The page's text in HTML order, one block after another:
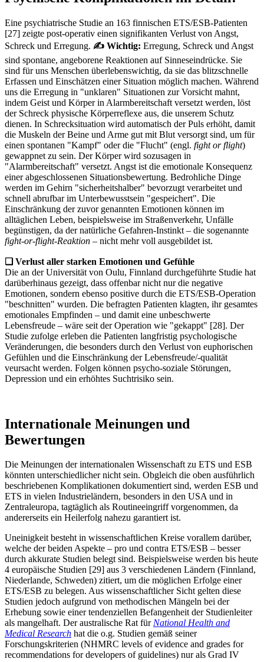
Eine psychiatrische Studie an 163 finnischen ETS/ESB-Patienten
[27] zeigte post-operativ einen signifikanten Verlust von Angst,
Schreck und Erregung. ✍ Wichtig: Erregung, Schreck und Angst
sind spontane, angeborene Reaktionen auf Sinneseindrücke. Sie
sind für uns Menschen überlebenswichtig, da sie das blitzschnelle
Erfassen und Einschätzen einer Situation möglich machen. Während
uns die Erregung in "unklaren" Situationen zur Vorsicht mahnt,
indem Geist und Körper in Alarmbereitschaft versetzt werden, löst
der Schreck physische Körperreflexe aus, die unserem Schutz
dienen. In Schrecksituation wird automatisch der Puls erhöht, damit
die Muskeln der Beine und Arme gut mit Blut versorgt sind, um für
einen spontanen "Kampf" oder die "Flucht" (engl. fight or flight)
gewappnet zu sein. Der Körper wird sozusagen in
"Alarmbereitschaft" versetzt. Angst ist die emotionale Konsequenz
einer abgeschlossenen Situationsbewertung. Bedrohliche Dinge
werden im Gehirn "sicherheitshalber" bevorzugt verarbeitet und
schnell abrufbar im Unterbewusstsein "gespeichert". Die
Einschränkung der zuvor genannten Emotionen können im
alltäglichen Leben, beispielsweise im Straßenverkehr, Unfälle
begünstigen, da der natürliche Gefahren-Instinkt – die sogenannte
fight-or-flight-Reaktion – nicht mehr voll ausgebildet ist.
❏ Verlust aller starken Emotionen und Gefühle
Die an der Universität von Oulu, Finnland durchgeführte Studie hat
darüberhinaus gezeigt, dass offenbar nicht nur die negative
Emotionen, sondern ebenso positive durch die ETS/ESB-Operation
"beschnitten" wurden. Die befragten Patienten klagten, ihr gesamtes
emotionales Empfinden – und damit eine unbeschwerte
Lebensfreude – wäre seit der Operation wie "gekappt" [28]. Der
Studie zufolge erleben die Patienten langfristig psychologische
Veränderungen, die besonders durch den Verlust von euphorischen
Gefühlen und die Einschränkung der Lebensfreude/-qualität
veursacht werden. Folgen können psycho-soziale Störungen,
Depression und ein erhöhtes Suchtrisiko sein.
Internationale Meinungen und
Bewertungen
Die Meinungen der internationalen Wissenschaft zu ETS und ESB
könnten unterschiedlicher nicht sein. Obgleich die oben ausführlich
beschriebenen Komplikationen dokumentiert sind, werden ESB und
ETS in vielen Industrieländern, besonders in den USA und in
Zentraleuropa, tagtäglich als Routineeingriff vorgenommen, da
andererseits ein Heilerfolg nahezu garantiert ist.
Uneinigkeit besteht in wissenschaftlichen Kreise vorallem darüber,
welche der beiden Aspekte – pro und contra ETS/ESB – besser
durch akkurate Studien belegt sind. Beispielsweise werden bis heute
4 europäische Studien [29] aus 3 verschiedenen Ländern (Finnland,
Niederlande, Schweden) zitiert, um die möglichen Erfolge einer
ETS/ESB zu belegen. Aus wissenschaftlicher Sicht gelten diese
Studien jedoch aufgrund von methodischen Mängeln bei der
Erhebung sowie einer tendenziellen Befangenheit der Studienleiter
als mangelhaft. Der australische Rat fürNational Health and
Medical Research hat die o.g. Studien gemäß seiner
Forschungskriterien (NHMRC levels of evidence and grades for
recommendations for developers of guidelines) nur als Grad IV